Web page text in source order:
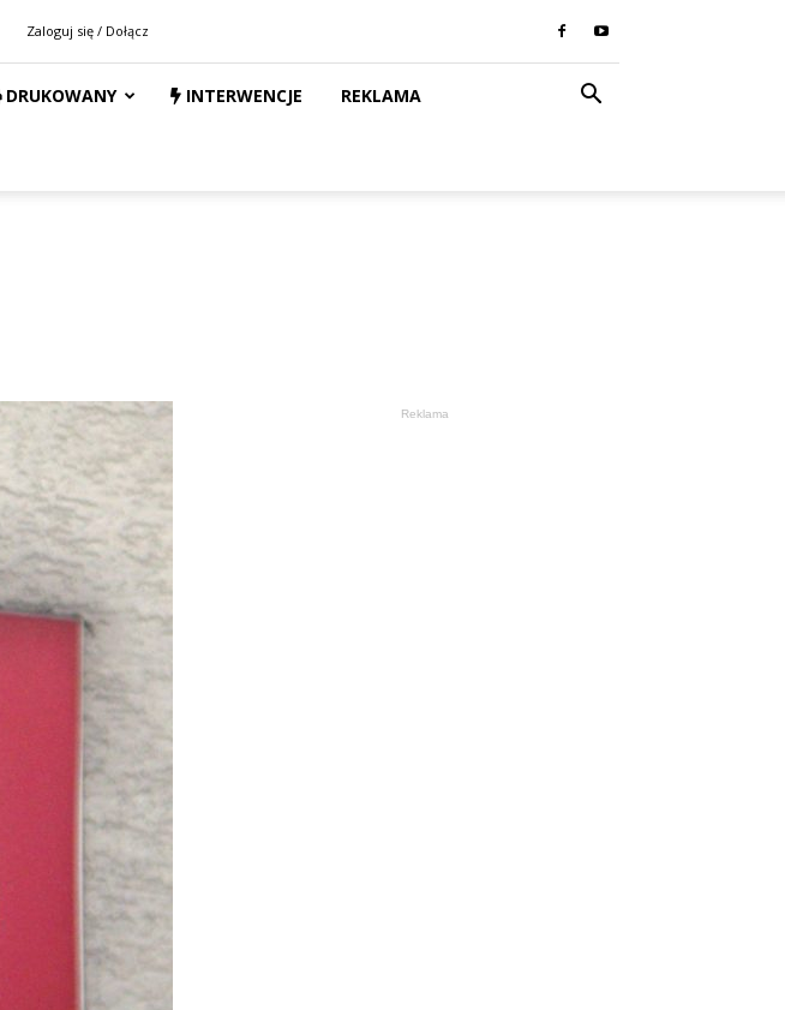
Zaloguj się / Dołącz
DRUKOWANY INTERWENCJE REKLAMA
Reklama